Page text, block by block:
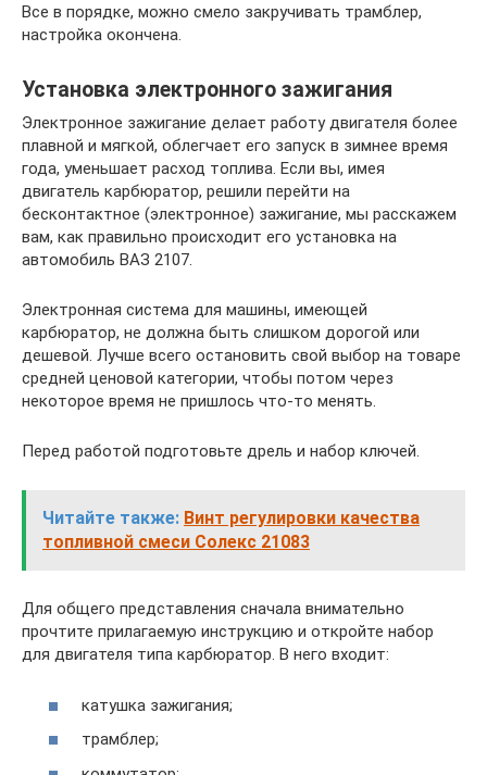
Все в порядке, можно смело закручивать трамблер,
настройка окончена.
Установка электронного зажигания
Электронное зажигание делает работу двигателя более
плавной и мягкой, облегчает его запуск в зимнее время
года, уменьшает расход топлива. Если вы, имея
двигатель карбюратор, решили перейти на
бесконтактное (электронное) зажигание, мы расскажем
вам, как правильно происходит его установка на
автомобиль ВАЗ 2107.
Электронная система для машины, имеющей
карбюратор, не должна быть слишком дорогой или
дешевой. Лучше всего остановить свой выбор на товаре
средней ценовой категории, чтобы потом через
некоторое время не пришлось что-то менять.
Перед работой подготовьте дрель и набор ключей.
Читайте также: Винт регулировки качества
топливной смеси Солекс 21083
Для общего представления сначала внимательно
прочтите прилагаемую инструкцию и откройте набор
для двигателя типа карбюратор. В него входит:
катушка зажигания;
трамблер;